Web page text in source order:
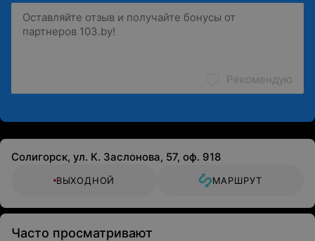
Рекомендую
Солигорск, ул. К. Заслонова, 57, оф. 918
ВЫХОДНОЙ МАРШРУТ
Часто просматривают